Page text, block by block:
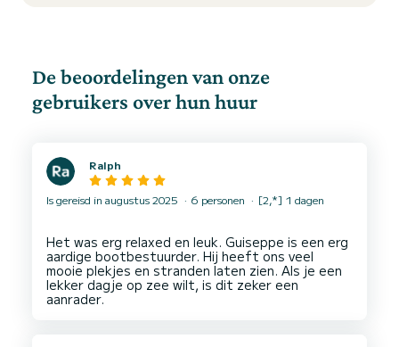
De beoordelingen van onze
gebruikers over hun huur
Ralph
Is gereisd in augustus 2025 6 personen [2,*] 1 dagen
Het was erg relaxed en leuk. Guiseppe is een erg
aardige bootbestuurder. Hij heeft ons veel
mooie plekjes en stranden laten zien. Als je een
lekker dagje op zee wilt, is dit zeker een